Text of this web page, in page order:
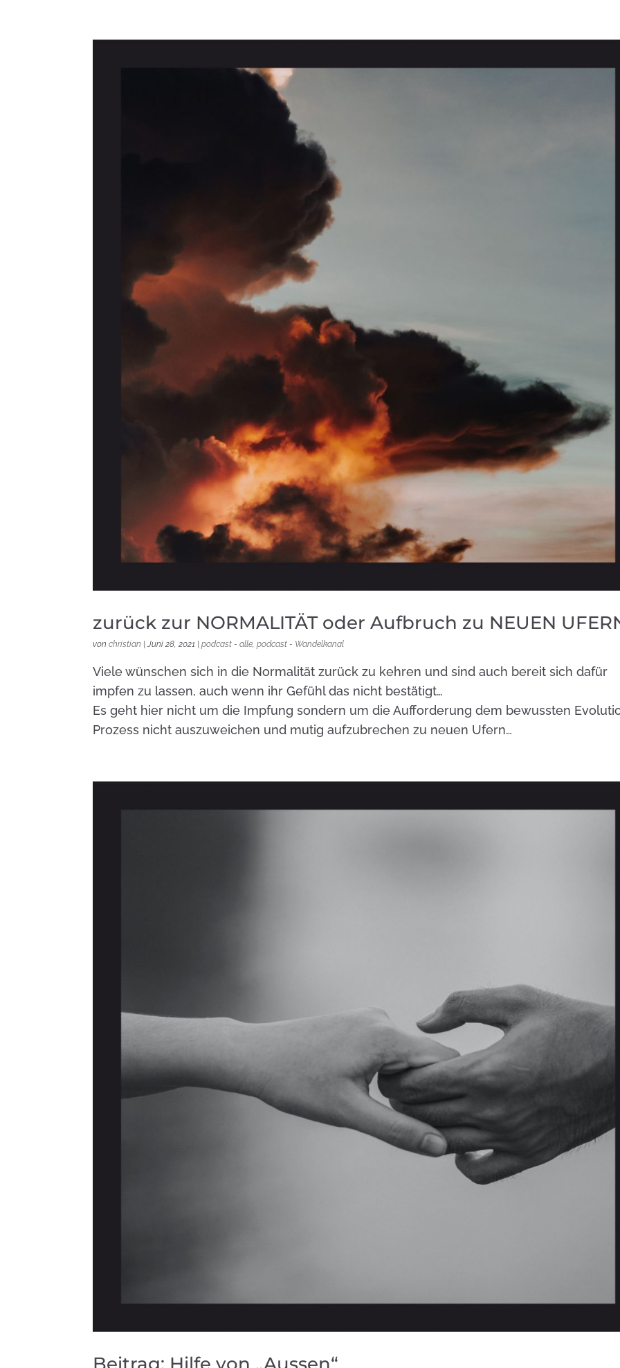
zurück zur NORMALITÄT oder Aufbruch zu NEUEN
vonchristian | Juni 28, 2021 |podcast - alle ,podcast - Wandelkanal
Viele wünschen sich in die Normalität zurück zu kehren und sind auch bereit sich dafür
impfen zu lassen, auch wenn ihr Gefühl das nicht bestätigt…
Es geht hier nicht um die Impfung sondern um die Aufforderung dem bewussten
Prozess nicht auszuweichen und mutig aufzubrechen zu neuen Ufern…